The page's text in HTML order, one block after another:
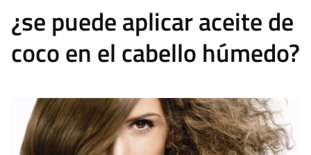
¿se puede aplicar aceite de
coco en el cabello húmedo?